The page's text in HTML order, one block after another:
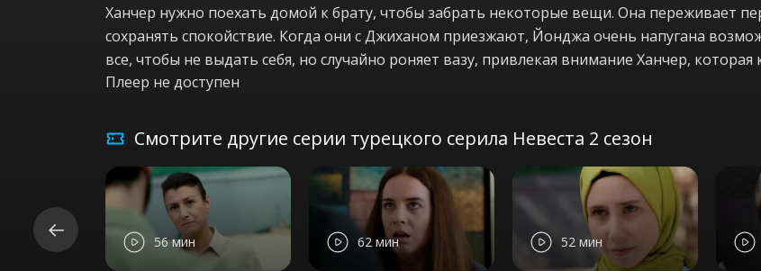
Ханчер нужно поехать домой к брату, чтобы забрать некоторые вещи. Она переживает
сохранять спокойствие. Когда они с Джиханом приезжают, Йонджа очень напугана
все, чтобы не выдать себя, но случайно роняет вазу, привлекая внимание Ханчер, которая
Плеер не доступен
Смотрите другие серии турецкого серила Невеста 2 сезон
56 мин 62 мин 52 мин